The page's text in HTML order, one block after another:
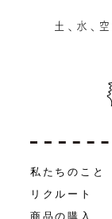
私たちのこと
リクルート
商品の購入